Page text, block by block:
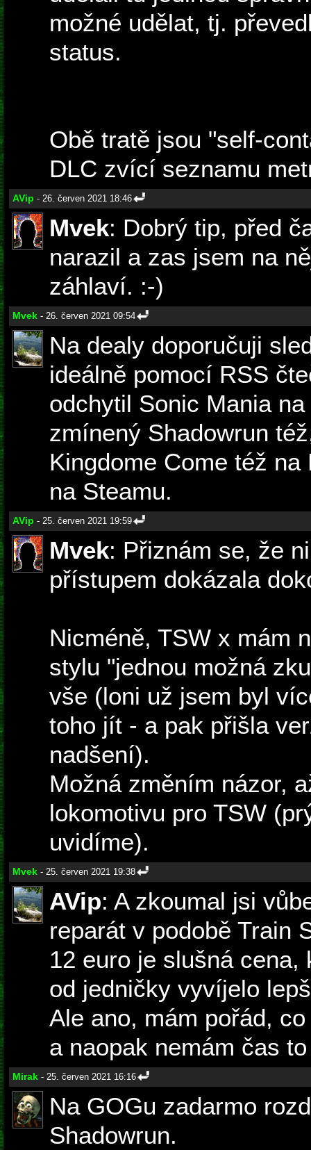
možné udělat, tj.
status.
Obě tratě jsou "self-
DLC zvící seznamu
AVip - 26. červen 2021 18:46
Mvek: Dobrý tip, před
narazil a zas jsem na
záhlaví. :-)
Mvek - 26. červen 2021 09:54
Na dealy doporučuji
ideálně pomocí RSS
odchytil Sonic Mania
zmínený Shadowrun
Kingdome Come též
na Steamu.
AVip - 25. červen 2021 19:59
Mvek: Přiznám se, že
přístupem dokázala
Nicméně, TSW x mám
stylu "jednou možná
vše (loni už jsem byl
toho jít - a pak přišla
nadšení).
Možná změním názor,
lokomotivu pro TSW
uvidíme).
Mvek - 25. červen 2021 19:38
AVip: A zkoumal jsi
reparát v podobě Train
12 euro je slušná
od jedničky vyvíjelo
Ale ano, mám pořád,
a naopak nemám čas
Mirak - 25. červen 2021 16:16
Na GOGu zadarmo
Shadowrun.